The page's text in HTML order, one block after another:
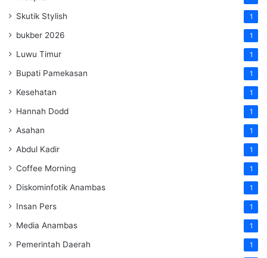
Skutik Stylish 1
bukber 2026 1
Luwu Timur 1
Bupati Pamekasan 1
Kesehatan 1
Hannah Dodd 1
Asahan 1
Abdul Kadir 1
Coffee Morning 1
Diskominfotik Anambas 1
Insan Pers 1
Media Anambas 1
Pemerintah Daerah 1